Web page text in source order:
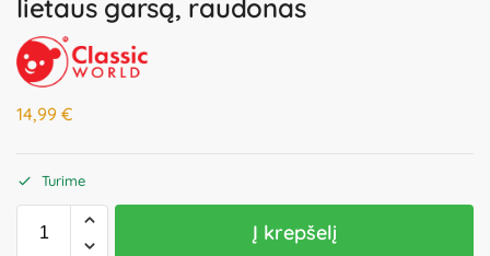
lietaus garsą, raudonas
14,99 €
Turime
Į krepšelį